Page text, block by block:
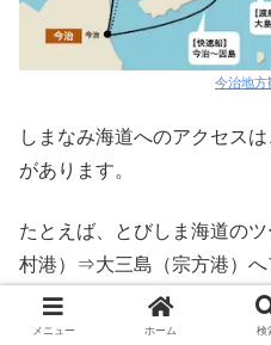
今治地方
しまなみ海道へのアクセス
があります。
たとえば、とびしま海道の
村港）⇒大三島（宗方港）へ
（※とびしま海道とは、し
のツーリングルート）
メニュー ホーム 検